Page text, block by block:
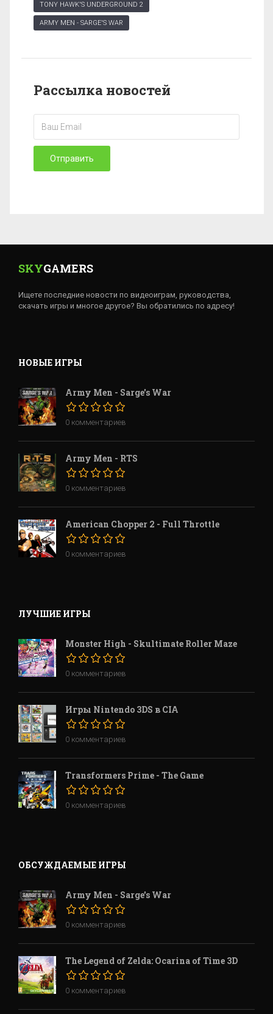
TONY HAWK'S UNDERGROUND 2
ARMY MEN - SARGE'S WAR
Рассылка новостей
Отправить
SKYGAMERS
Ищете последние новости по видеоиграм, руководства,
скачать игры и многое другое? Вы обратились по адресу!
НОВЫЕ ИГРЫ
Army Men - Sarge's War
0 комментариев
Army Men - RTS
0 комментариев
American Chopper 2 - Full Throttle
0 комментариев
ЛУЧШИЕ ИГРЫ
Monster High - Skultimate Roller Maze
0 комментариев
Игры Nintendo 3DS в CIA
0 комментариев
Transformers Prime - The Game
0 комментариев
ОБСУЖДАЕМЫЕ ИГРЫ
Army Men - Sarge's War
0 комментариев
The Legend of Zelda: Ocarina of Time 3D
0 комментариев